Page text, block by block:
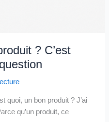
? C’est
quoi, un bon produit ? J’ai
qu’un produit, ce